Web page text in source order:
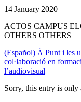
14 January 2020
ACTOS CAMPUS
OTHERS OTHERS
(Español) À Punt i les
col·laboració en
l’audiovisual
Sorry, this entry is only